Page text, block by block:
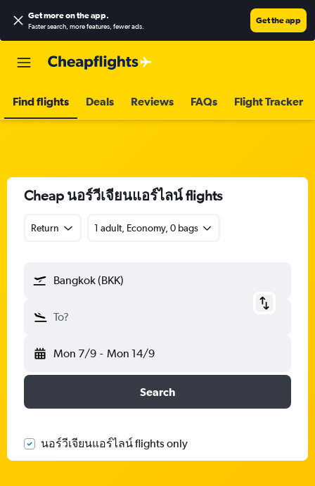
Get more on the app.
Faster search, more features, fewer ads.
Get the app
Find flights Deals Reviews FAQs Flight Tracker
Cheap นอร์วีเจียนแอร์ไลน์ flights
Return 1 adult, Economy, 0 bags
Bangkok (BKK)
To?
Mon 7/9 - Mon 14/9
Search
นอร์วีเจียนแอร์ไลน์ flights only